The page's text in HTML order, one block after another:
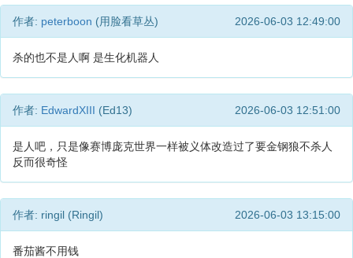
作者: peterboon (用脸看草丛) 2026-06-03 12:49:00
杀的也不是人啊 是生化机器人
作者: EdwardXIII (Ed13) 2026-06-03 12:51:00
是人吧，只是像赛博庞克世界一样被义体改造过了要金钢狼不杀人
反而很奇怪
作者: ringil (Ringil) 2026-06-03 13:15:00
番茄酱不用钱